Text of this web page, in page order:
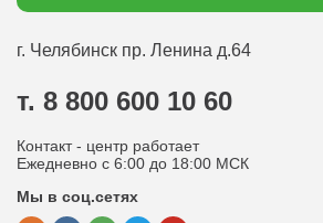
Статьи садоводу
Оптовым покупателям
Политика конфиденциальности
Публичная оферта
г. Челябинск пр. Ленина д.64
т. 8 800 600 10 60
Контакт - центр работает
Ежедневно с 6:00 до 18:00 МСК
Мы в соц.сетях